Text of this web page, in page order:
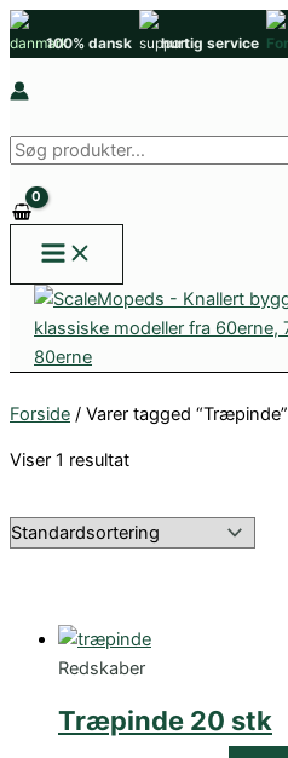
Gå
til
indholdet
100% dansk hurtig service
Søg
efter
produkter
Forside / Varer tagged “Træpinde”
Viser 1 resultat
Redskaber
Træpinde 20 stk